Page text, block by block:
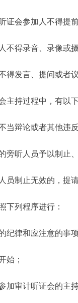
会参加人不得提
得录音、录像或
发言、提问或者
持过程中，有以
辩论或者其他违
听人员予以制止
制止无效的，提
列程序进行：
律和应注意的事
始；
审计听证会的主